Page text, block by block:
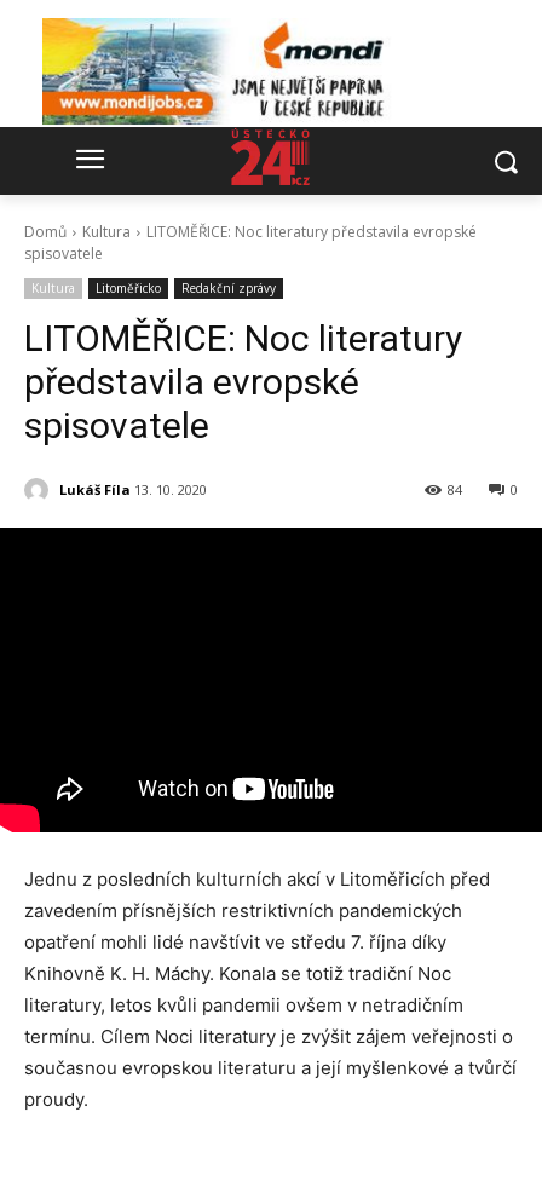
Domů Kultura
LITOMĚŘICE: Noc literatury představila evropské
spisovatele
Kultura Litoměřicko Redakční zprávy
LITOMĚŘICE: Noc literatury
představila evropské
spisovatele
Lukáš Fíla 13. 10. 2020 0
84
Jednu z posledních kulturních akcí v Litoměřicích před
zavedením přísnějších restriktivních pandemických
opatření mohli lidé navštívit ve středu 7. října díky
Knihovně K. H. Máchy. Konala se totiž tradiční Noc
literatury, letos kvůli pandemii ovšem v netradičním
termínu. Cílem Noci literatury je zvýšit zájem veřejnosti o
současnou evropskou literaturu a její myšlenkové a tvůrčí
proudy.